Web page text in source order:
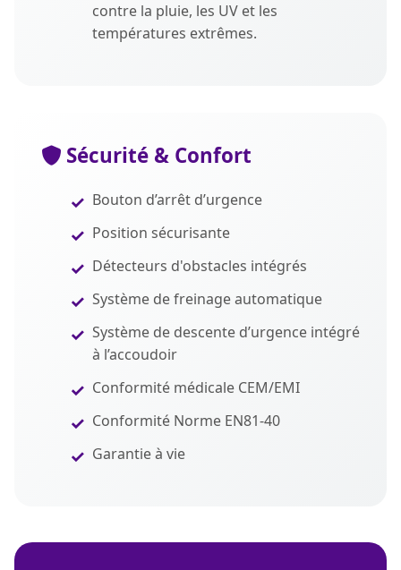
contre la pluie, les UV et les
températures extrêmes.
Sécurité & Confort
Bouton d’arrêt d’urgence
Position sécurisante
Détecteurs d'obstacles intégrés
Système de freinage automatique
Système de descente d’urgence intégré
à l’accoudoir
Conformité médicale CEM/EMI
Conformité Norme EN81-40
Garantie à vie